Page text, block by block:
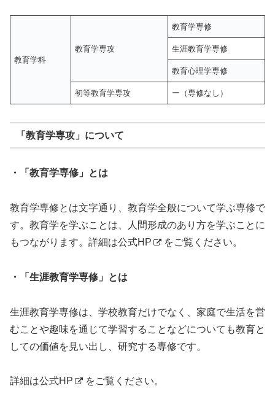
教育学科
教育学専攻
教育学専修
生涯教育学専修
教育心理学専修
初等教育学専攻 ー（専修なし）
「教育学専攻」について
・「教育学専修」とは
教育学専修とは文字通り、教育学全般について学ぶ専修で
す。教育学を学ぶことは、人間形成のあり方を学ぶことに
もつながります。詳細は公式HP をご覧ください。
・「生涯教育学専修」とは
生涯教育学専修は、学校教育だけでなく、家庭で生活を営
むことや趣味を通じて学習することなどについても教育と
しての価値を見い出し、研究する専修です。
詳細は公式HP をご覧ください。